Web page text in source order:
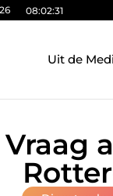
08:02:32
Uit de
Vraag